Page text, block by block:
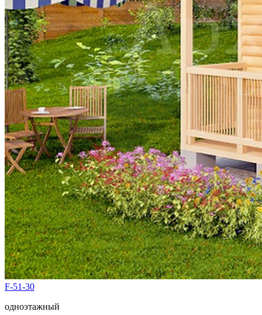
F-51-30
одноэтажный